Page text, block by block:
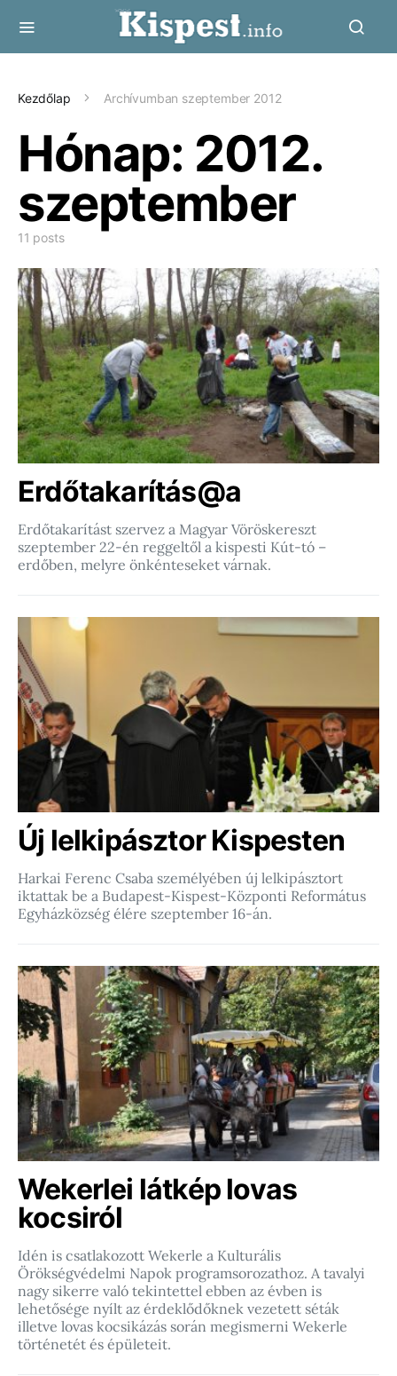
Kezdőlap Archívumban szeptember 2012
Hónap: 2012.
szeptember
11 posts
Erdőtakarítás@a
Erdőtakarítást szervez a Magyar Vöröskereszt
szeptember 22-én reggeltől a kispesti Kút-tó –
erdőben, melyre önkénteseket várnak.
Új lelkipásztor Kispesten
Harkai Ferenc Csaba személyében új lelkipásztort
iktattak be a Budapest-Kispest-Központi Református
Egyházközség élére szeptember 16-án.
Wekerlei látkép lovas
kocsiról
Idén is csatlakozott Wekerle a Kulturális
Örökségvédelmi Napok programsorozathoz. A tavalyi
nagy sikerre való tekintettel ebben az évben is
lehetősége nyílt az érdeklődőknek vezetett séták
illetve lovas kocsikázás során megismerni Wekerle
történetét és épületeit.